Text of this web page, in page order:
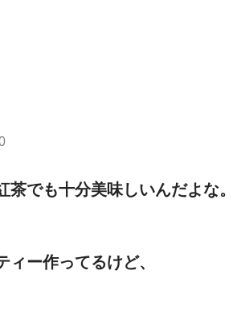
でも十分美味しいんだよな。
ー作ってるけど、